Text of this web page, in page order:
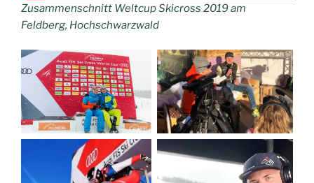
Zusammenschnitt Weltcup Skicross 2019 am
Feldberg, Hochschwarzwald